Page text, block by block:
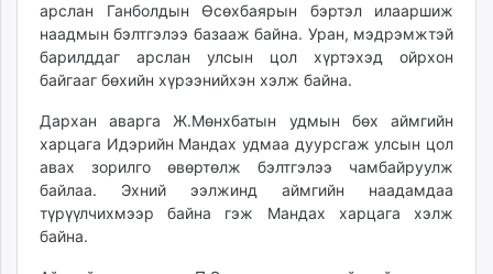
арслан Ганболдын Өсөхбаярын бэртэл илааршиж
наадмын бэлтгэлээ базааж байна. Уран, мэдрэмжтэй
барилддаг арслан улсын цол хүртэхэд ойрхон
байгааг бөхийн хүрээнийхэн хэлж байна.
Дархан аварга Ж.Мөнхбатын удмын бөх аймгийн
харцага Идэрийн Мандах удмаа дуурсгаж улсын цол
авах зорилго өвөртөлж бэлтгэлээ чамбайруулж
байлаа. Эхний ээлжинд аймгийн наадамдаа
түрүүлчихмээр байна гэж Мандах харцага хэлж
байна.